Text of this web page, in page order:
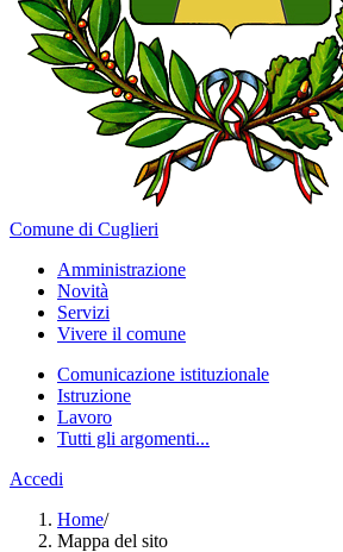
Comune di Cuglieri
Amministrazione
Novità
Servizi
Vivere il comune
Comunicazione istituzionale
Istruzione
Lavoro
Tutti gli argomenti...
Accedi
Home/
Mappa del sito